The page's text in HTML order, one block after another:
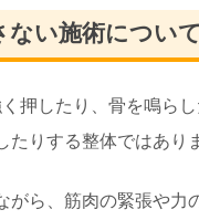
ない施術について
押したり、骨を鳴らし
りする整体ではあり
ら、筋肉の緊張や力